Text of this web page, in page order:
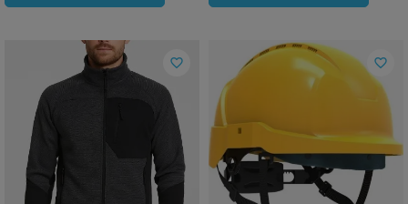
favorite_border favorite_border